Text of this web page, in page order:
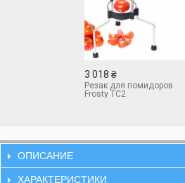
3 018 ₴
Резак для помидоров
Frosty TC2
ОПИСАНИЕ
ХАРАКТЕРИСТИКИ